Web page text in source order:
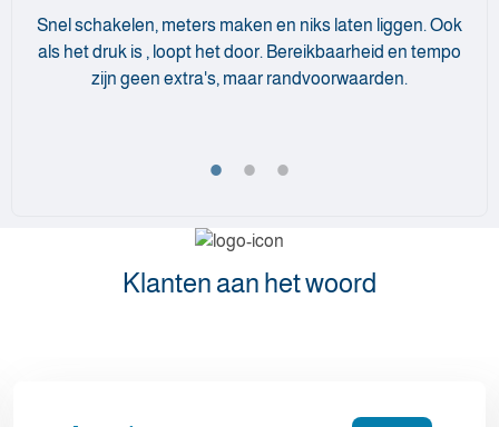
Snel schakelen, meters maken en niks laten liggen. Ook
als het druk is , loopt het door. Bereikbaarheid en tempo
zijn geen extra's, maar randvoorwaarden.
Klanten aan het woord